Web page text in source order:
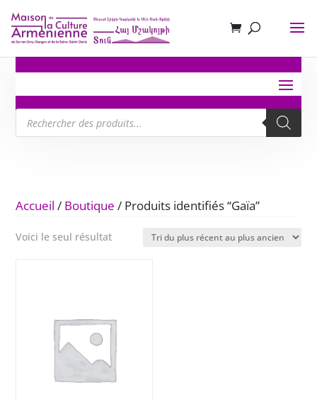
Recherche
de
produits
Accueil / Boutique / Produits identifiés “Gaïa”
Voici le seul résultat